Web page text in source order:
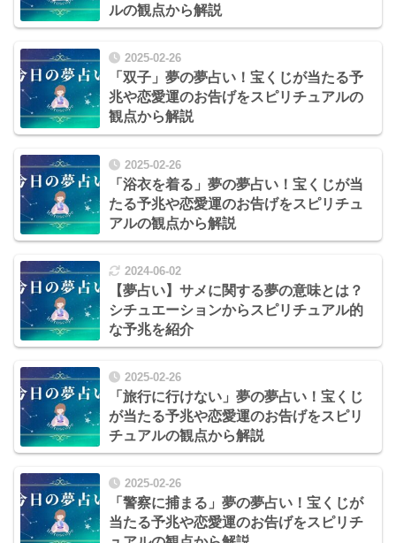
ルの観点から解説
2025-02-26
「双子」夢の夢占い！宝くじが当たる予
兆や恋愛運のお告げをスピリチュアルの
観点から解説
2025-02-26
「浴衣を着る」夢の夢占い！宝くじが当
たる予兆や恋愛運のお告げをスピリチュ
アルの観点から解説
2024-06-02
【夢占い】サメに関する夢の意味とは？
シチュエーションからスピリチュアル的
な予兆を紹介
2025-02-26
「旅行に行けない」夢の夢占い！宝くじ
が当たる予兆や恋愛運のお告げをスピリ
チュアルの観点から解説
2025-02-26
「警察に捕まる」夢の夢占い！宝くじが
当たる予兆や恋愛運のお告げをスピリチ